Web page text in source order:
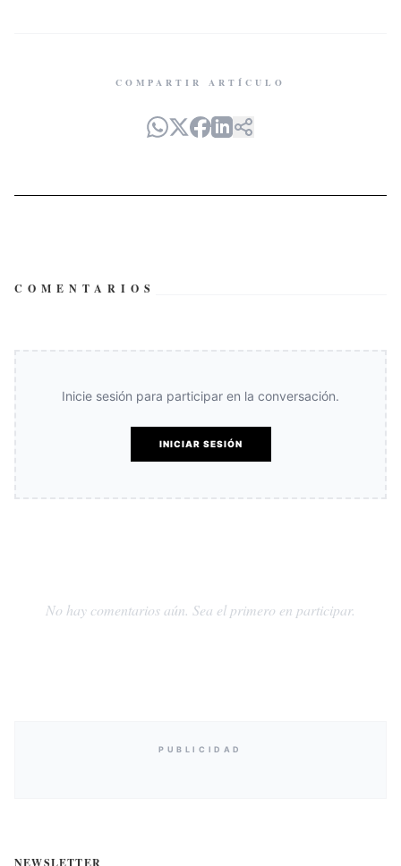
COMPARTIR ARTÍCULO
COMENTARIOS
Inicie sesión para participar en la conversación.
INICIAR SESIÓN
No hay comentarios aún. Sea el primero en participar.
PUBLICIDAD
NEWSLETTER